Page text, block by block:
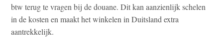
btw terug te vragen bij de douane. Dit kan aanzienlijk schelen
in de kosten en maakt het winkelen in Duitsland extra
aantrekkelijk.